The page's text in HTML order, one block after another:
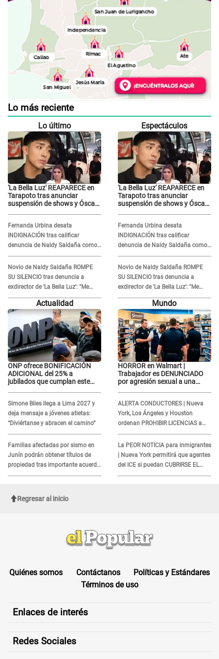
Lo más reciente
Lo último
'La Bella Luz' REAPARECE en
Tarapoto tras anunciar
suspensión de shows y Óscar
Fernanda Urbina desata
INDIGNACIÓN tras calificar
denuncia de Naldy Saldaña como
'acto bochornoso': "No es justo
atacar a otra mujer"
Novio de Naldy Saldaña ROMPE
SU SILENCIO tras denuncia a
exdirector de 'La Bella Luz': "Me
basta con que ella esté bien"
Espectáculos
'La Bella Luz' REAPARECE en
Tarapoto tras anunciar
suspensión de shows y Óscar
Fernanda Urbina desata
INDIGNACIÓN tras calificar
denuncia de Naldy Saldaña como
'acto bochornoso': "No es justo
atacar a otra mujer"
Novio de Naldy Saldaña ROMPE
SU SILENCIO tras denuncia a
exdirector de 'La Bella Luz': "Me
basta con que ella esté bien"
Actualidad
ONP ofrece BONIFICACIÓN
ADICIONAL del 25% a
jubilados que cumplan este
Simone Biles llega a Lima 2027 y
deja mensaje a jóvenes atletas:
“Diviértanse y abracen el camino”
Familias afectadas por sismo en
Junín podrán obtener títulos de
propiedad tras importante acuerdo
de Cofopri
Mundo
HORROR en Walmart |
Trabajador es DENUNCIADO
por agresión sexual a una
ALERTA CONDUCTORES | Nueva
York, Los Ángeles y Houston
ordenan PROHIBIR LICENCIAS a
quienes no presenten ESTE
DOCUMENTO
La PEOR NOTICIA para inmigrantes
| Nueva York permitirá que agentes
del ICE si puedan CUBRIRSE EL
ROSTRO
Regresar al inicio
Quiénes somos Contáctanos
Políticas y Estándares
Términos de uso
Enlaces de interés
Redes Sociales